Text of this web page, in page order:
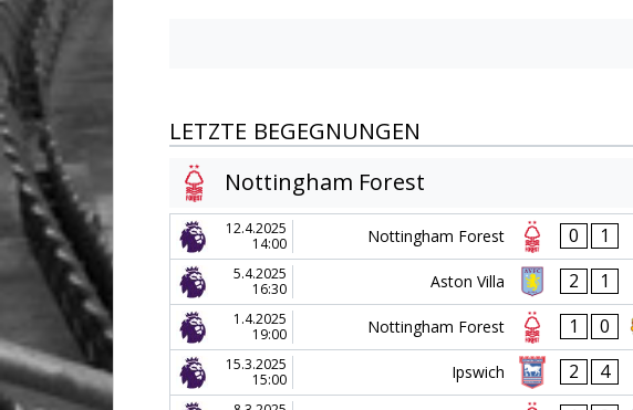
LETZTE BEGEGNUNGEN
Nottingham Forest
12.4.2025
14:00
Nottingham Forest 0 1
5.4.2025
16:30
Aston Villa 2 1
1.4.2025
19:00
Nottingham Forest 1 0
15.3.2025
15:00
Ipswich 2 4